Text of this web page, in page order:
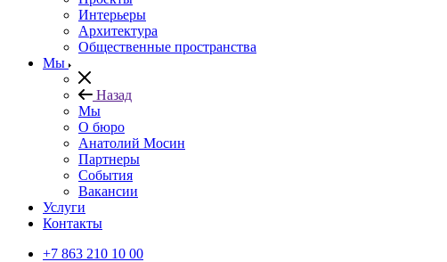
Интерьеры
Архитектура
Общественные пространства
Мы
Назад
Мы
О бюро
Анатолий Мосин
Партнеры
События
Вакансии
Услуги
Контакты
+7 863 210 10 00